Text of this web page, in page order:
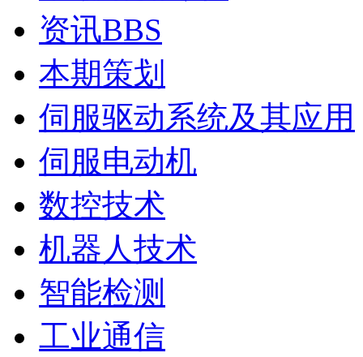
资讯BBS
本期策划
伺服驱动系统及其应用
伺服电动机
数控技术
机器人技术
智能检测
工业通信